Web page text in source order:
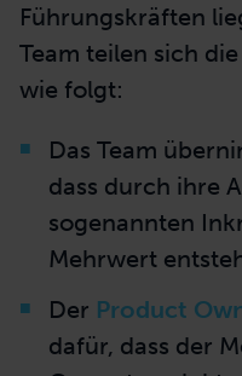
Führungskräften
Team teilen sich
wie folgt:
Das Team
dass durch ihre
sogenannten
Mehrwert
Der Product
dafür, dass der